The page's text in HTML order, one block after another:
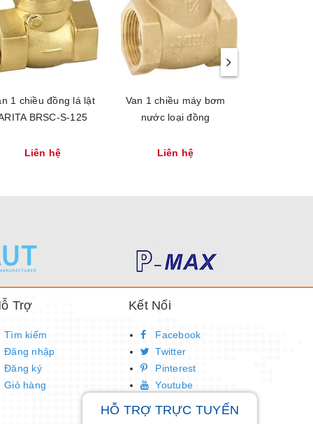
1 chiều đồng lá lật
BRSC-S-125
Liên hệ
Van 1 chiều máy bơm
nước loại đồng
Liên hệ
Trợ
Tìm kiếm
Đăng nhập
Đăng ký
Giỏ hàng
Kết Nối
Facebook
Twitter
Pinterest
Youtube
HỖ TRỢ TRỰC TUYẾN